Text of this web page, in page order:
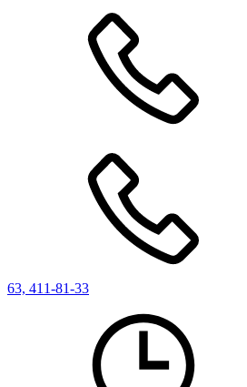
63, 411-81-33